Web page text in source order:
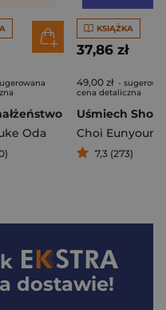
Oda
KSIĄŻKA
37,86 zł
49,00 zł -
cena detaliczna
Uśmiech
Choi Eunyoung
7,3 (273)
dostawie!